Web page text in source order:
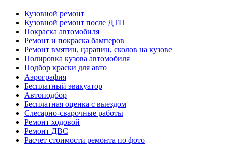
Кузовной ремонт
Кузовной ремонт после ДТП
Покраска автомобиля
Ремонт и покраска бамперов
Ремонт вмятин, царапин, сколов на кузове
Полировка кузова автомобиля
Подбор краски для авто
Аэрография
Бесплатный эвакуатор
Автоподбор
Бесплатная оценка с выездом
Слесарно-сварочные работы
Ремонт ходовой
Ремонт ДВС
Расчет стоимости ремонта по фото